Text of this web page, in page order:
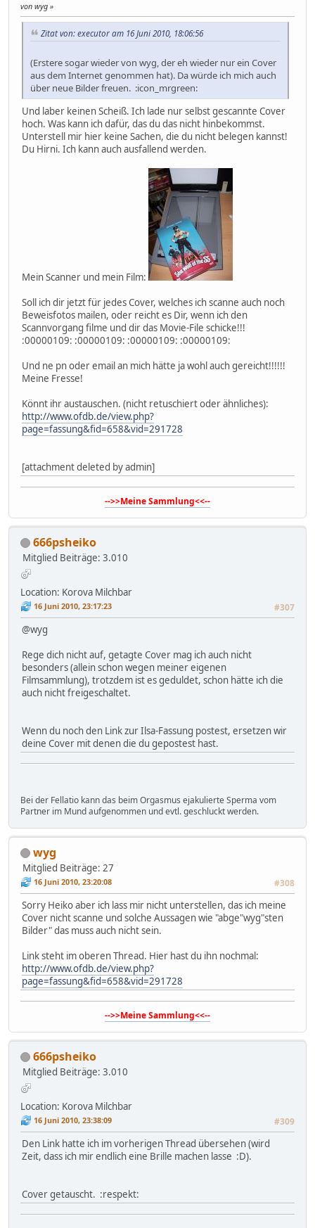
von wyg
Zitat von: executor am 16 Juni 2010, 18:06:56
(Erstere sogar wieder von wyg, der eh wieder nur ein Cover
aus dem Internet genommen hat). Da würde ich mich auch
über neue Bilder freuen. :icon_mrgreen:
Und laber keinen Scheiß. Ich lade nur selbst gescannte Cover
hoch. Was kann ich dafür, das du das nicht hinbekommst.
Unterstell mir hier keine Sachen, die du nicht belegen kannst!
Du Hirni. Ich kann auch ausfallend werden.
Mein Scanner und mein Film:
Soll ich dir jetzt für jedes Cover, welches ich scanne auch noch
Beweisfotos mailen, oder reicht es Dir, wenn ich den
Scannvorgang filme und dir das Movie-File schicke!!!
:00000109: :00000109: :00000109: :00000109:
Und ne pn oder email an mich hätte ja wohl auch gereicht!!!!!!
Meine Fresse!
Könnt ihr austauschen. (nicht retuschiert oder ähnliches):
http://www.ofdb.de/view.php?
page=fassung&fid=658&vid=291728
[attachment deleted by admin]
-->>Meine Sammlung<<--
666psheiko
Mitglied Beiträge: 3.010
Location: Korova Milchbar
16 Juni 2010, 23:17:23 #307
@wyg
Rege dich nicht auf, getagte Cover mag ich auch nicht
besonders (allein schon wegen meiner eigenen
Filmsammlung), trotzdem ist es geduldet, schon hätte ich die
auch nicht freigeschaltet.
Wenn du noch den Link zur Ilsa-Fassung postest, ersetzen wir
deine Cover mit denen die du gepostest hast.
Bei der Fellatio kann das beim Orgasmus ejakulierte Sperma vom
Partner im Mund aufgenommen und evtl. geschluckt werden.
wyg
Mitglied Beiträge: 27
16 Juni 2010, 23:20:08 #308
Sorry Heiko aber ich lass mir nicht unterstellen, das ich meine
Cover nicht scanne und solche Aussagen wie "abge"wyg"sten
Bilder" das muss auch nicht sein.
Link steht im oberen Thread. Hier hast du ihn nochmal:
http://www.ofdb.de/view.php?
page=fassung&fid=658&vid=291728
-->>Meine Sammlung<<--
666psheiko
Mitglied Beiträge: 3.010
Location: Korova Milchbar
16 Juni 2010, 23:38:09 #309
Den Link hatte ich im vorherigen Thread übersehen (wird
Zeit, dass ich mir endlich eine Brille machen lasse :D).
Cover getauscht. :respekt: